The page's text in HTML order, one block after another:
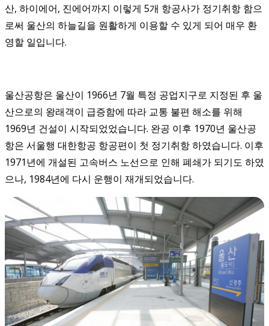
산, 하이에어, 진에어까지 이렇게 5개 항공사가 정기취항 함으
로써 울산의 하늘길을 원활하게 이용할 수 있게 되어 매우 환
영할 일입니다.
울산공항은 울산이 1966년 7월 특정 공업지구로 지정된 후 울
산으로의 왕래객이 급증함에 따라 교통 불편 해소를 위해
1969년 건설이 시작되었었습니다. 완공 이후 1970년 울산공
항은 서울행 대한항공 항공편이 첫 정기취항 하였습니다. 이후
1971년에 개설된 고속버스 노선으로 인해 폐쇄가 되기도 하였
으나, 1984년에 다시 운행이 재개되었습니다.